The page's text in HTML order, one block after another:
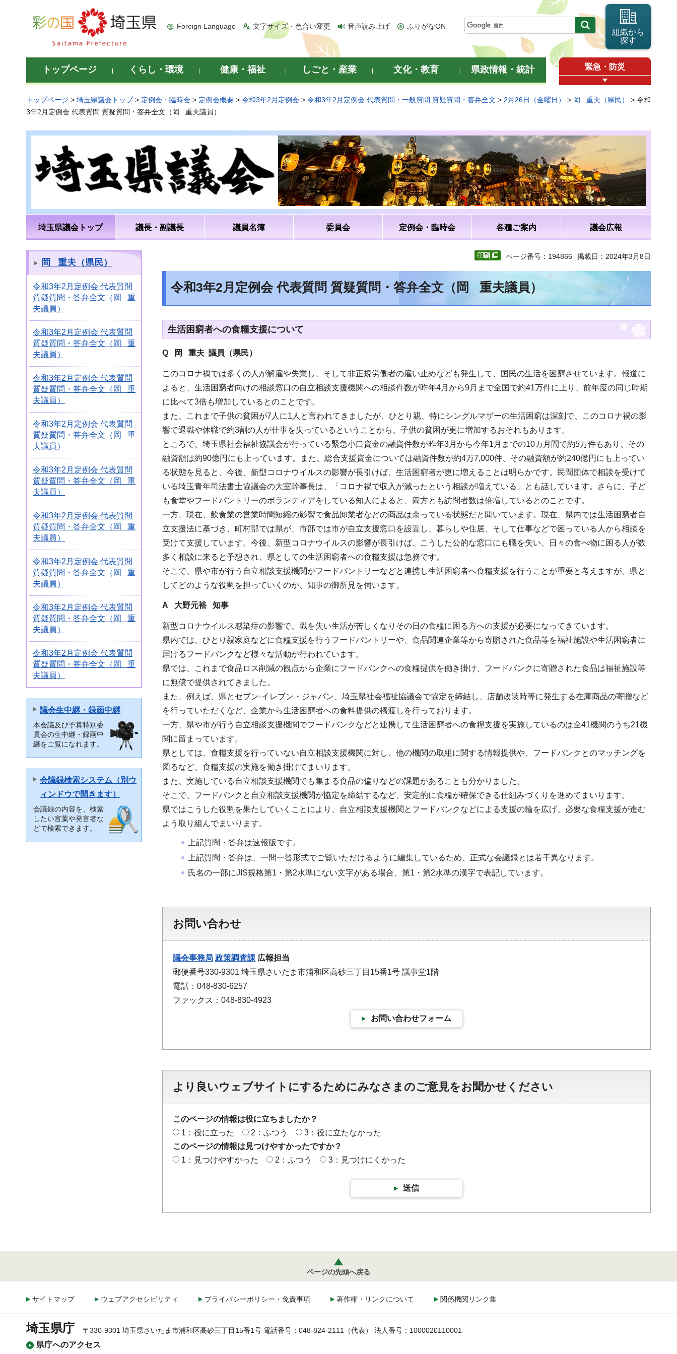
彩の国 埼玉県
Foreign Language 文字サイズ・色合い変更 音声読み上げ ふりがなON
組織から
探す
トップページ くらし・環境 健康・福祉 しごと・産業 文化・教育 県政情報・統計 緊急・防災
トップページ > 埼玉県議会トップ> 定例会・臨時会 > 定例会概要 > 令和3年2月定例会 > 令和3年2月定例会 代表質問・一般質問 質疑質問・答弁全文 > 2月26日（金曜日） > 岡 重夫（県民）
> 令和
3年2月定例会 代表質問 質疑質問・答弁全文（岡 重夫議員）
埼玉県議会トップ 議長・副議長 議員名簿 委員会 定例会・臨時会 各種ご案内 議会広報
岡 重夫（県民）
令和3年2月定例会 代表質問
質疑質問・答弁全文（岡 重
夫議員）
令和3年2月定例会 代表質問
質疑質問・答弁全文（岡 重
夫議員）
令和3年2月定例会 代表質問
質疑質問・答弁全文（岡 重
夫議員）
令和3年2月定例会 代表質問
質疑質問・答弁全文（岡 重
夫議員）
令和3年2月定例会 代表質問
質疑質問・答弁全文（岡 重
夫議員）
令和3年2月定例会 代表質問
質疑質問・答弁全文（岡 重
夫議員）
令和3年2月定例会 代表質問
質疑質問・答弁全文（岡 重
夫議員）
令和3年2月定例会 代表質問
質疑質問・答弁全文（岡 重
夫議員）
令和3年2月定例会 代表質問
質疑質問・答弁全文（岡 重
夫議員）
議会生中継・録画中継
本会議及び予算特別委
員会の生中継・録画中
継をご覧になれます。
会議録検索システム（別ウ
ィンドウで開きます）
会議録の内容を、検索
したい言葉や発言者な
どで検索できます。
ページ番号：194866 掲載日：2024年3月8日
令和3年2月定例会 代表質問 質疑質問・答弁全文（岡 重夫議員）
生活困窮者への食糧支援について
Q 岡 重夫 議員（県民）
このコロナ禍では多くの人が解雇や失業し、そして非正規労働者の雇い止めなども発生して、国民の生活を困窮させています。報道に
よると、生活困窮者向けの相談窓口の自立相談支援機関への相談件数が昨年4月から9月まで全国で約41万件に上り、前年度の同じ時期
に比べて3倍も増加しているとのことです。
また、これまで子供の貧困が7人に1人と言われてきましたが、ひとり親、特にシングルマザーの生活困窮は深刻で、このコロナ禍の影
響で退職や休職で約3割の人が仕事を失っているということから、子供の貧困が更に増加するおそれもあります。
ところで、埼玉県社会福祉協議会が行っている緊急小口資金の融資件数が昨年3月から今年1月までの10カ月間で約5万件もあり、その
融資額は約90億円にも上っています。また、総合支援資金については融資件数が約4万7,000件、その融資額が約240億円にも上ってい
る状態を見ると、今後、新型コロナウイルスの影響が長引けば、生活困窮者が更に増えることは明らかです。民間団体で相談を受けて
いる埼玉青年司法書士協議会の大室幹事長は、「コロナ禍で収入が減ったという相談が増えている」とも話しています。さらに、子ど
も食堂やフードパントリーのボランティアをしている知人によると、両方とも訪問者数は倍増しているとのことです。
一方、現在、飲食業の営業時間短縮の影響で食品卸業者などの商品は余っている状態だと聞いています。現在、県内では生活困窮者自
立支援法に基づき、町村部では県が、市部では市が自立支援窓口を設置し、暮らしや住居、そして仕事などで困っている人から相談を
受けて支援しています。今後、新型コロナウイルスの影響が長引けば、こうした公的な窓口にも職を失い、日々の食べ物に困る人が数
多く相談に来ると予想され、県としての生活困窮者への食糧支援は急務です。
そこで、県や市が行う自立相談支援機関がフードパントリーなどと連携し生活困窮者へ食糧支援を行うことが重要と考えますが、県と
してどのような役割を担っていくのか、知事の御所見を伺います。
A 大野元裕 知事
新型コロナウイルス感染症の影響で、職を失い生活が苦しくなりその日の食糧に困る方への支援が必要になってきています。
県内では、ひとり親家庭などに食糧支援を行うフードパントリーや、食品関連企業等から寄贈された食品等を福祉施設や生活困窮者に
届けるフードバンクなど様々な活動が行われています。
県では、これまで食品ロス削減の観点から企業にフードバンクへの食糧提供を働き掛け、フードバンクに寄贈された食品は福祉施設等
に無償で提供されてきました。
また、例えば、県とセブン-イレブン・ジャパン、埼玉県社会福祉協議会で協定を締結し、店舗改装時等に発生する在庫商品の寄贈など
を行っていただくなど、企業から生活困窮者への食料提供の橋渡しを行っております。
一方、県や市が行う自立相談支援機関でフードバンクなどと連携して生活困窮者への食糧支援を実施しているのは全41機関のうち21機
関に留まっています。
県としては、食糧支援を行っていない自立相談支援機関に対し、他の機関の取組に関する情報提供や、フードバンクとのマッチングを
図るなど、食糧支援の実施を働き掛けてまいります。
また、実施している自立相談支援機関でも集まる食品の偏りなどの課題があることも分かりました。
そこで、フードバンクと自立相談支援機関が協定を締結するなど、安定的に食糧が確保できる仕組みづくりを進めてまいります。
県ではこうした役割を果たしていくことにより、自立相談支援機関とフードバンクなどによる支援の輪を広げ、必要な食糧支援が進む
よう取り組んでまいります。
上記質問・答弁は速報版です。
上記質問・答弁は、一問一答形式でご覧いただけるように編集しているため、正式な会議録とは若干異なります。
氏名の一部にJIS規格第1・第2水準にない文字がある場合、第1・第2水準の漢字で表記しています。
お問い合わせ
議会事務局 政策調査課 広報担当
郵便番号330-9301 埼玉県さいたま市浦和区高砂三丁目15番1号 議事堂1階
電話：048-830-6257
ファックス：048-830-4923
お問い合わせフォーム
より良いウェブサイトにするためにみなさまのご意見をお聞かせください
このページの情報は役に立ちましたか？
1：役に立った
2：ふつう
3：役に立たなかった
このページの情報は見つけやすかったですか？
1：見つけやすかった
2：ふつう 3：見つけにくかった
送信
ページの先頭へ戻る
サイトマップ ウェブアクセシビリティ プライバシーポリシー・免責事項 著作権・リンクについて 関係機関リンク集
埼玉県庁
県庁へのアクセス
〒330-9301 埼玉県さいたま市浦和区高砂三丁目15番1号 電話番号：048-824-2111（代表） 法人番号：1000020110001